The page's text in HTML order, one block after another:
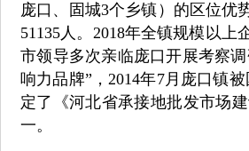
庞口、固城3个乡镇）的区位优
51135人。2018年全镇规模以
市领导多次亲临庞口开展考察
响力品牌”，2014年7月庞口镇
定了《河北省承接地批发市场
一。